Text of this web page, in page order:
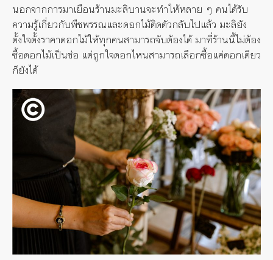
นอกจากการมาเยือนร้านมะลิบานจะทำให้หลาย ๆ คนได้รับ
ความรู้เกี่ยวกับพืชพรรณและดอกไม้ติดตัวกลับไปแล้ว มะลิยัง
ตั้งใจตั้งราคาดอกไม้ให้ทุกคนสามารถจับต้องได้ มาที่ร้านนี้ไม่ต้อง
ซื้อดอกไม้เป็นช่อ แต่ถูกใจดอกไหนสามารถเลือกซื้อแค่ดอกเดียว
ก็ยังได้